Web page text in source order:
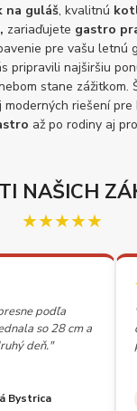
na guláš, kvalitnú
zariaďujete gastro
pre vašu letnú
pripravili najširšiu
stane zážitkom.
riešení pre
až po rodiny aj
NAŠICH
★★★★★
podľa
so 28 cm a
deň."
Bystrica